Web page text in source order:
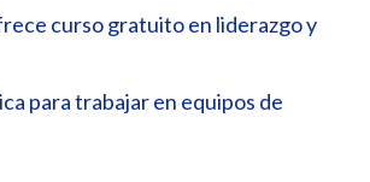
curso gratuito en liderazgo y
para trabajar en equipos de